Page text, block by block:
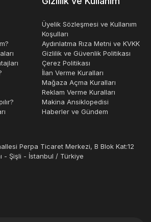
Üyelik Sözleşmesi ve Kullanım
Koşulları
Aydınlatma Rıza Metni ve KVKK
Gizlilik ve Güvenlik Politikası
Çerez Politikası
İlan Verme Kuralları
Mağaza Açma Kuralları
Reklam Verme Kuralları
Makina Ansiklopedisi
Haberler ve Gündem
Perpa Ticaret Merkezi, B Blok Kat:12
- Şişli - İstanbul / Türkiye